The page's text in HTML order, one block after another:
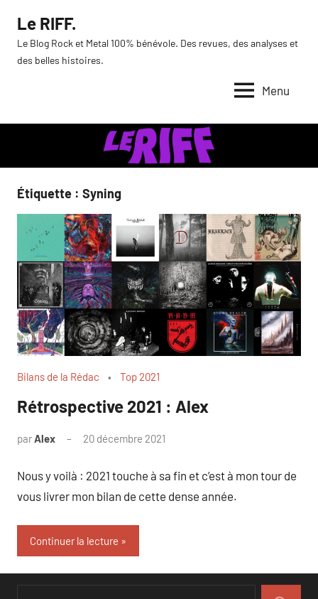
contenu
Le RIFF.
Le Blog Rock et Metal 100% bénévole. Des revues, des analyses et
des belles histoires.
Menu
Étiquette : Syning
Bilans de la Rédac Top 2021
Rétrospective 2021 : Alex
parAlex 20 décembre 2021
Nous y voilà : 2021 touche à sa fin et c’est à mon tour de
vous livrer mon bilan de cette dense année.
Continuer la lecture